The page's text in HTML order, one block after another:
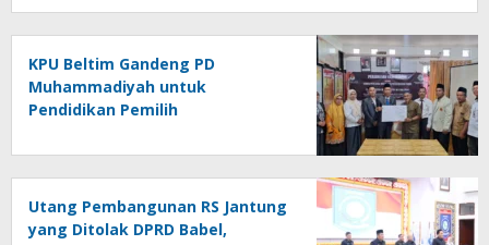
KPU Beltim Gandeng PD
Muhammadiyah untuk
Pendidikan Pemilih
Utang Pembangunan RS Jantung
yang Ditolak DPRD Babel,